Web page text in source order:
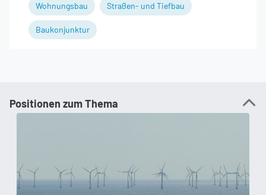
Wohnungsbau Straßen- und Tiefbau
Baukonjunktur
Positionen zum Thema